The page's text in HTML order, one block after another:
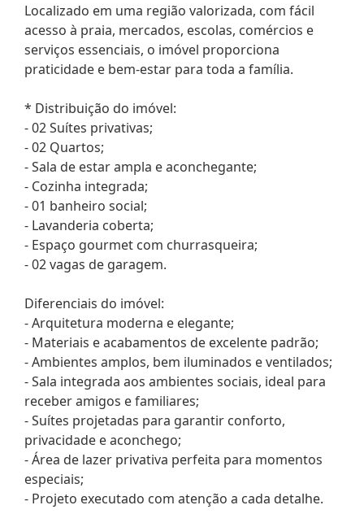
Localizado em uma região valorizada, com fácil
acesso à praia, mercados, escolas, comércios e
serviços essenciais, o imóvel proporciona
praticidade e bem-estar para toda a família.
* Distribuição do imóvel:
- 02 Suítes privativas;
- 02 Quartos;
- Sala de estar ampla e aconchegante;
- Cozinha integrada;
- 01 banheiro social;
- Lavanderia coberta;
- Espaço gourmet com churrasqueira;
- 02 vagas de garagem.
Diferenciais do imóvel:
- Arquitetura moderna e elegante;
- Materiais e acabamentos de excelente padrão;
- Ambientes amplos, bem iluminados e ventilados;
- Sala integrada aos ambientes sociais, ideal para
receber amigos e familiares;
- Suítes projetadas para garantir conforto,
privacidade e aconchego;
- Área de lazer privativa perfeita para momentos
especiais;
- Projeto executado com atenção a cada detalhe.